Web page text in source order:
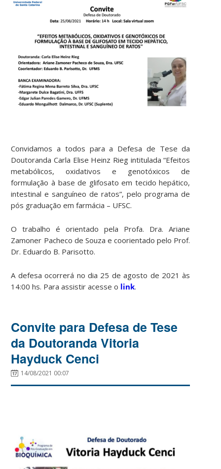
Convidamos a todos para a Defesa de Tese da
Doutoranda Carla Elise Heinz Rieg intitulada “Efeitos
metabólicos, oxidativos e genotóxicos de
formulação à base de glifosato em tecido hepático,
intestinal e sanguíneo de ratos”, pelo programa de
pós graduação em farmácia – UFSC.
O trabalho é orientado pela Profa. Dra. Ariane
Zamoner Pacheco de Souza e coorientado pelo Prof.
Dr. Eduardo B. Parisotto.
A defesa ocorrerá no dia 25 de agosto de 2021 às
14:00 hs. Para assistir acesse o link.
Convite para Defesa de Tese
da Doutoranda Vitoria
Hayduck Cenci
14/08/2021 00:07